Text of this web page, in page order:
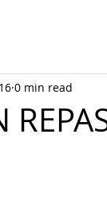
0 min read